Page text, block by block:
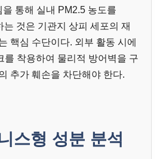
통해 실내 PM2.5 농도를
는 것은 기관지 상피 세포의 재
핵심 수단이다. 외부 활동 시에
를 착용하여 물리적 방어벽을 구
추가 훼손을 차단해야 한다.
스형 성분 분석